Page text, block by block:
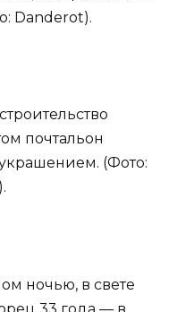
Danderot).
почтальон
(Фото:
ночью, в свете
33 года — в